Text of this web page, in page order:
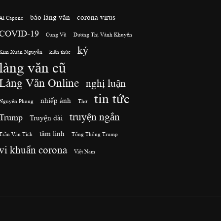
Capone báo làng văn corona virus
19 Cung Vũ Dương Thị Vành Khuyên
Xuân Nguyễn kiến thức ký
văn cũ
Văn Online nghị luận
Phong nhiếp ảnh Thơ tin tức
Truyện dài truyện ngắn
Văn Tích tâm linh Tổng Thống Trump
khuẩn corona Việt Nam